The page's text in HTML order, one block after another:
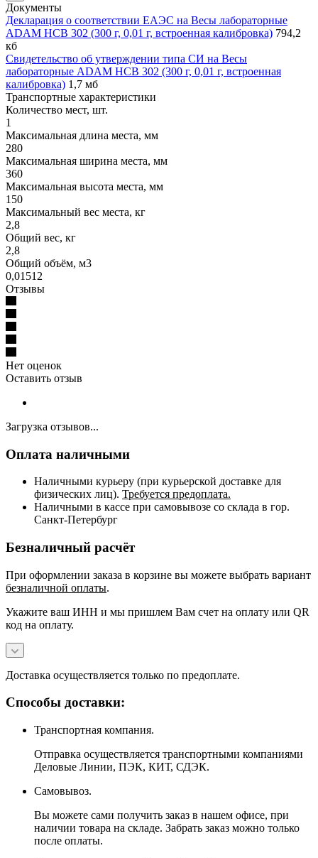
Документы
Декларация о соответствии ЕАЭС на Весы лабораторные
ADAM HCB 302 (300 г, 0,01 г, встроенная калибровка) 794,2
кб
Свидетельство об утверждении типа СИ на Весы
лабораторные ADAM HCB 302 (300 г, 0,01 г, встроенная
калибровка) 1,7 мб
Транспортные характеристики
Количество мест, шт.
1
Максимальная длина места, мм
280
Максимальная ширина места, мм
360
Максимальная высота места, мм
150
Максимальный вес места, кг
2,8
Общий вес, кг
2,8
Общий объём, м3
0,01512
Отзывы
Нет оценок
Оставить отзыв
Загрузка отзывов...
Оплата наличными
Наличными курьеру (при курьерской доставке для
физических лиц). Требуется предоплата.
Наличными в кассе при самовывозе со склада в гор.
Санкт-Петербург
Безналичный расчёт
При оформлении заказа в корзине вы можете выбрать вариант
безналичной оплаты.
Укажите ваш ИНН и мы пришлем Вам счет на оплату или QR
код на оплату.
Доставка осуществляется только по предоплате.
Способы доставки:
Транспортная компания.
Отправка осуществляется транспортными компаниями
Деловые Линии, ПЭК, КИТ, СДЭК.
Самовывоз.
Вы можете сами получить заказ в нашем офисе, при
наличии товара на складе. Забрать заказ можно только
после оплаты.